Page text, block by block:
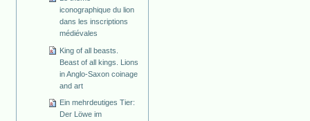
iconographique du lion
dans les inscriptions
médiévales
King of all beasts.
Beast of all kings. Lions
in Anglo-Saxon coinage
and art
Ein mehrdeutiges Tier:
Der Löwe im